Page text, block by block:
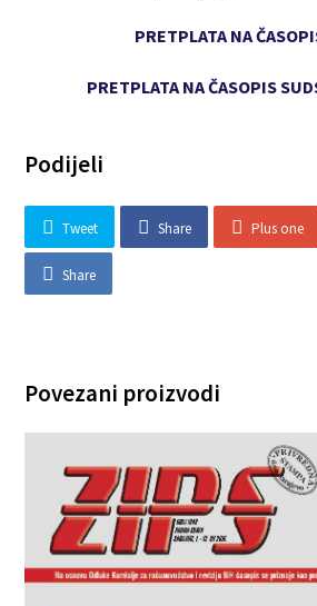
PRETPLATA NA
PRETPLATA NA ČASOPIS
Podijeli
Tweet Share Plus one
Share
Povezani proizvodi